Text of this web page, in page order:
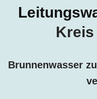
Kreis
Brunnenwasser